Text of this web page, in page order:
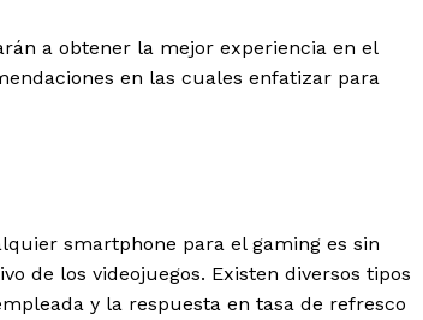
a obtener la mejor experiencia en el
en las cuales enfatizar para
smartphone para el gaming es sin
de los videojuegos. Existen diversos tipos
y la respuesta en tasa de refresco